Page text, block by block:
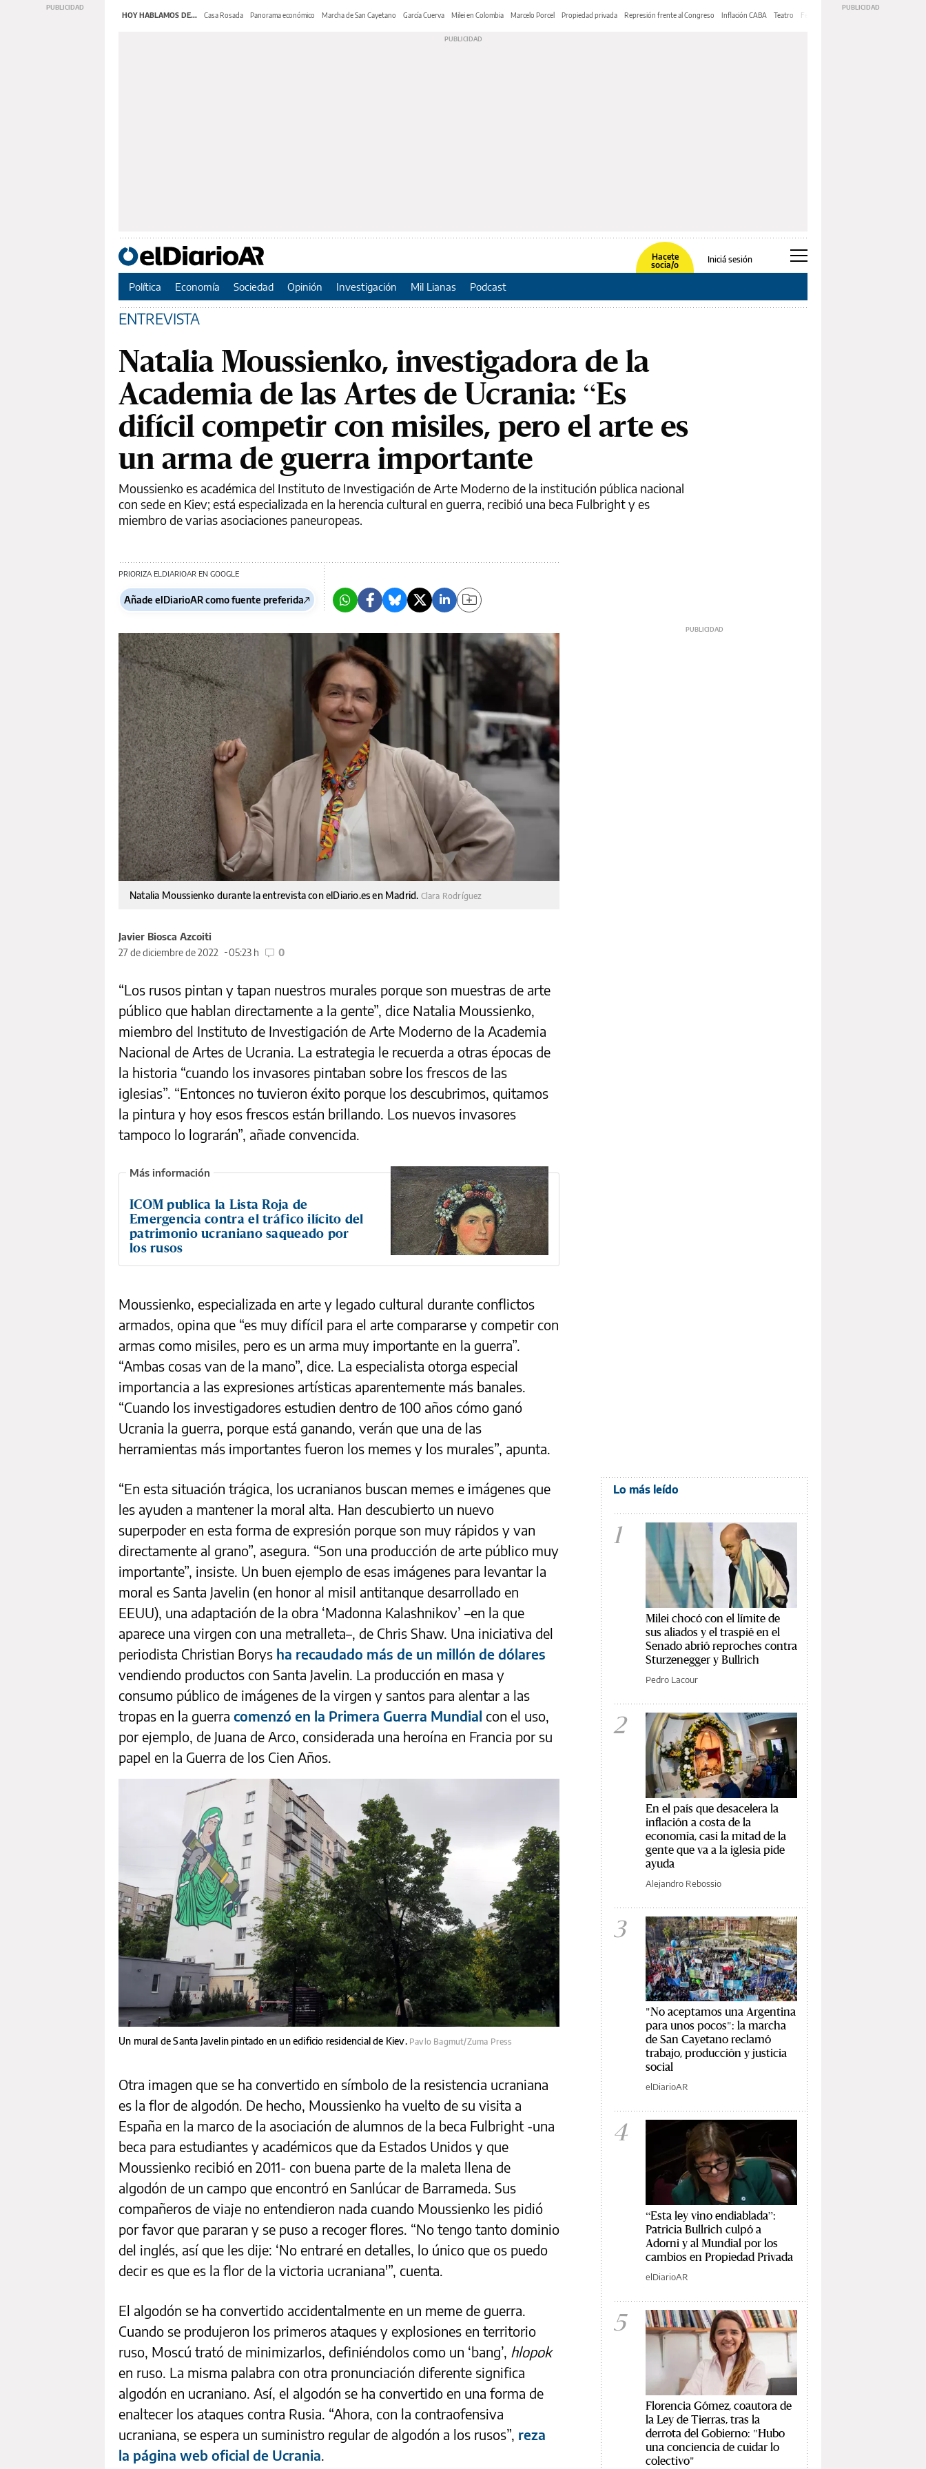
HOY HABLAMOS DE... Casa Rosada Panorama económico Marcha de San Cayetano García Cuerva Milei en Colombia Marcelo Porcel Propiedad privada Represión frente al Congreso Inflación CABA Teatro Feria de Editores
Hacete
socia/o
Iniciá sesión
Política Economía Sociedad Opinión Investigación Mil Lianas Podcast
ENTREVISTA
Natalia Moussienko, investigadora de la
Academia de las Artes de Ucrania: “Es
difícil competir con misiles, pero el arte es
un arma de guerra importante
Moussienko es académica del Instituto de Investigación de Arte Moderno de la institución pública nacional
con sede en Kiev; está especializada en la herencia cultural en guerra, recibió una beca Fulbright y es
miembro de varias asociaciones paneuropeas.
PRIORIZA ELDIARIOAR EN GOOGLE
Añade elDiarioAR como fuente preferida
Natalia Moussienko durante la entrevista con elDiario.es en Madrid. Clara Rodríguez
Javier Biosca Azcoiti
27 de diciembre de 2022
05:23 h 0
“Los rusos pintan y tapan nuestros murales porque son muestras de arte
público que hablan directamente a la gente”, dice Natalia Moussienko,
miembro del Instituto de Investigación de Arte Moderno de la Academia
Nacional de Artes de Ucrania. La estrategia le recuerda a otras épocas de
la historia “cuando los invasores pintaban sobre los frescos de las
iglesias”. “Entonces no tuvieron éxito porque los descubrimos, quitamos
la pintura y hoy esos frescos están brillando. Los nuevos invasores
tampoco lo lograrán”, añade convencida.
ICOM publica la Lista Roja de
Emergencia contra el tráfico ilícito del
patrimonio ucraniano saqueado por
los rusos
Moussienko, especializada en arte y legado cultural durante conflictos
armados, opina que “es muy difícil para el arte compararse y competir con
armas como misiles, pero es un arma muy importante en la guerra”.
“Ambas cosas van de la mano”, dice. La especialista otorga especial
importancia a las expresiones artísticas aparentemente más banales.
“Cuando los investigadores estudien dentro de 100 años cómo ganó
Ucrania la guerra, porque está ganando, verán que una de las
herramientas más importantes fueron los memes y los murales”, apunta.
“En esta situación trágica, los ucranianos buscan memes e imágenes que
les ayuden a mantener la moral alta. Han descubierto un nuevo
superpoder en esta forma de expresión porque son muy rápidos y van
directamente al grano”, asegura. “Son una producción de arte público muy
importante”, insiste. Un buen ejemplo de esas imágenes para levantar la
moral es Santa Javelin (en honor al misil antitanque desarrollado en
EEUU), una adaptación de la obra ‘Madonna Kalashnikov’ –en la que
aparece una virgen con una metralleta–, de Chris Shaw. Una iniciativa del
periodista Christian Borys ha recaudado más de un millón de dólares
vendiendo productos con Santa Javelin. La producción en masa y
consumo público de imágenes de la virgen y santos para alentar a las
tropas en la guerra comenzó en la Primera Guerra Mundial con el uso,
por ejemplo, de Juana de Arco, considerada una heroína en Francia por su
papel en la Guerra de los Cien Años.
Un mural de Santa Javelin pintado en un edificio residencial de Kiev. Pavlo Bagmut/Zuma Press
Otra imagen que se ha convertido en símbolo de la resistencia ucraniana
es la flor de algodón. De hecho, Moussienko ha vuelto de su visita a
España en la marco de la asociación de alumnos de la beca Fulbright -una
beca para estudiantes y académicos que da Estados Unidos y que
Moussienko recibió en 2011- con buena parte de la maleta llena de
algodón de un campo que encontró en Sanlúcar de Barrameda. Sus
compañeros de viaje no entendieron nada cuando Moussienko les pidió
por favor que pararan y se puso a recoger flores. “No tengo tanto dominio
del inglés, así que les dije: ‘No entraré en detalles, lo único que os puedo
decir es que es la flor de la victoria ucraniana'”, cuenta.
El algodón se ha convertido accidentalmente en un meme de guerra.
Cuando se produjeron los primeros ataques y explosiones en territorio
ruso, Moscú trató de minimizarlos, definiéndolos como un ‘bang’, hlopok
en ruso. La misma palabra con otra pronunciación diferente significa
algodón en ucraniano. Así, el algodón se ha convertido en una forma de
enaltecer los ataques contra Rusia. “Ahora, con la contraofensiva
ucraniana, se espera un suministro regular de algodón a los rusos”, reza
la página web oficial de Ucrania.
Lo más leído
1
Milei chocó con el límite de
sus aliados y el traspié en el
Senado abrió reproches contra
Sturzenegger y Bullrich
Pedro Lacour
2
En el país que desacelera la
inflación a costa de la
economía, casi la mitad de la
gente que va a la iglesia pide
ayuda
Alejandro Rebossio
3
"No aceptamos una Argentina
para unos pocos": la marcha
de San Cayetano reclamó
trabajo, producción y justicia
social
elDiarioAR
4
“Esta ley vino endiablada”:
Patricia Bullrich culpó a
Adorni y al Mundial por los
cambios en Propiedad Privada
elDiarioAR
5
Florencia Gómez, coautora de
la Ley de Tierras, tras la
derrota del Gobierno: "Hubo
una conciencia de cuidar lo
colectivo"